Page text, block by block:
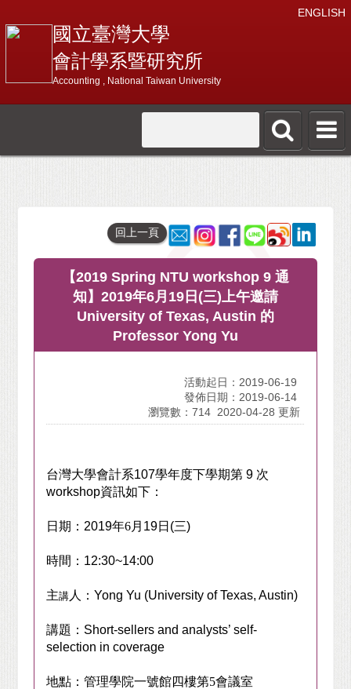
ENGLISH
國立臺灣大學
會計學系暨研究所
Accounting , National Taiwan University
回上一頁
【2019 Spring NTU workshop 9 通
知】2019年6月19日(三)上午邀請
University of Texas, Austin 的
Professor Yong Yu
活動起日：2019-06-19
發佈日期：2019-06-14
瀏覽數：714 2020-04-28 更新
台灣大學會計系107學年度下學期第 9 次
workshop資訊如下：
日期： 2019年6月19日 (三)
時間： 12:30~14:00
主講 人：Yong Yu (University of Texas, Austin)
講題： Short-sellers and analysts’ self-
selection in coverage
地點：管理學院一號館四樓第5會議室